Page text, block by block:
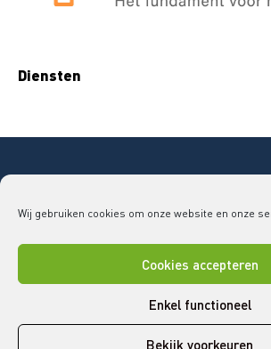
Wij gebruiken cookies om onze website en onze
Cookies accepteren
Enkel functioneel
Bekijk voorkeuren
Diensten
GLAS
52 220
Cookies